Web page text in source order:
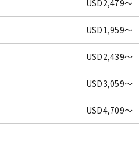
USD2,479～
USD1,959～
USD2,439～
USD3,059～
USD4,709～